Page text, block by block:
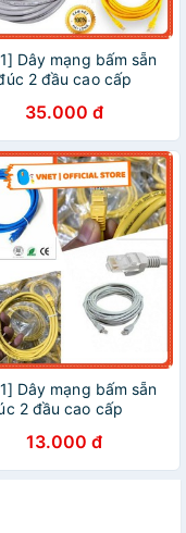
Dây mạng bấm sẵn
2 đầu cao cấp
35.000 đ
Dây mạng bấm sẵn
2 đầu cao cấp
13.000 đ